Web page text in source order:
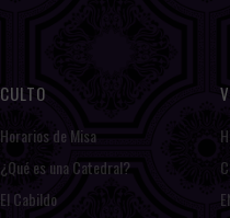
CULTO
Horarios de Misa
¿Qué es una Catedral?
El Cabildo